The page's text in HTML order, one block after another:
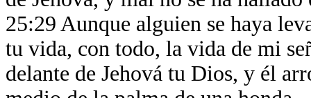
25:29 Aunque alguien se haya
tu vida, con todo, la vida de mi
delante de Jehová tu Dios, y él